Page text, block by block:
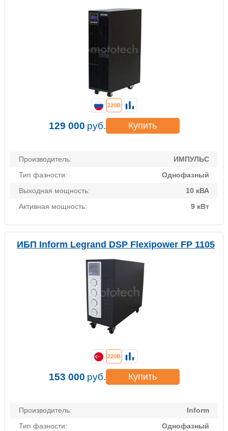
Производитель:
ИМПУЛЬС
Тип фазности:
Однофазный
Выходная мощность:
10 кВА
Активная мощность:
9 кВт
220В
129 000 руб. Купить
ИБП Inform Legrand DSP Flexipower FP 1105
Производитель:
Inform
Тип фазности:
Однофазный
220В
153 000 руб. Купить